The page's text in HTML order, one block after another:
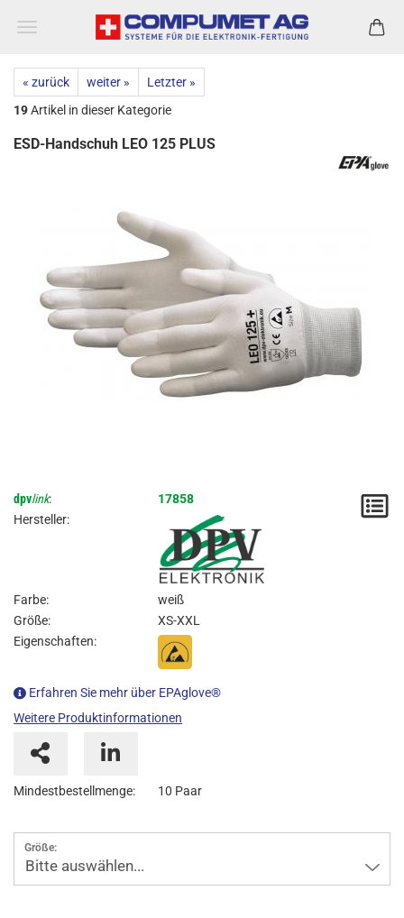
« zurück weiter »
Letzter »
19Artikel in dieser Kategorie
ESD-Handschuh LEO 125 PLUS
dpvlink:
17858
Hersteller:
Farbe:
weiß
Größe:
XS-XXL
Eigenschaften:
Erfahren Sie mehr über EPAglove®
Weitere Produktinformationen
Mindestbestellmenge: 10 Paar
Größe:
Bitte auswählen...